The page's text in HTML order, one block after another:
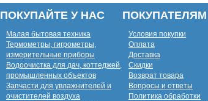
ПОКУПАЙТЕ У НАС
Малая бытовая техника
Термометры, гигрометры,
измерительные приборы
Водоочистка для дач, коттеджей,
промышленных объектов
Запчасти для увлажнителей и
очистителей воздуха
ПОКУПАТЕЛЯМ
Условия покупки
Оплата
Доставка
Скидки
Возврат товара
Вопросы и ответы
Политика обработки